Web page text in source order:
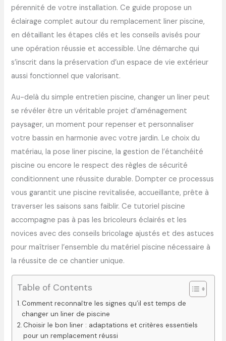
pérennité de votre installation. Ce guide propose un
éclairage complet autour du remplacement liner piscine,
en détaillant les étapes clés et les conseils avisés pour
une opération réussie et accessible. Une démarche qui
s’inscrit dans la préservation d’un espace de vie extérieur
aussi fonctionnel que valorisant.
Au-delà du simple entretien piscine, changer un liner peut
se révéler être un véritable projet d’aménagement
paysager, un moment pour repenser et personnaliser
votre bassin en harmonie avec votre jardin. Le choix du
matériau, la pose liner piscine, la gestion de l’étanchéité
piscine ou encore le respect des règles de sécurité
conditionnent une réussite durable. Dompter ce processus
vous garantit une piscine revitalisée, accueillante, prête à
traverser les saisons sans faiblir. Ce tutoriel piscine
accompagne pas à pas les bricoleurs éclairés et les
novices avec des conseils bricolage ajustés et des astuces
pour maîtriser l’ensemble du matériel piscine nécessaire à
la réussite de ce chantier unique.
Table of Contents
Comment reconnaître les signes qu’il est temps de
changer un liner de piscine
Choisir le bon liner : adaptations et critères essentiels
pour un remplacement réussi